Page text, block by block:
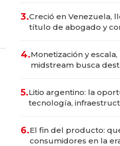
3.Creció en Venezuela,
título de abogado y
4.Monetización y
midstream busca
5.Litio argentino: la
tecnología,
6.El fin del producto:
consumidores en la